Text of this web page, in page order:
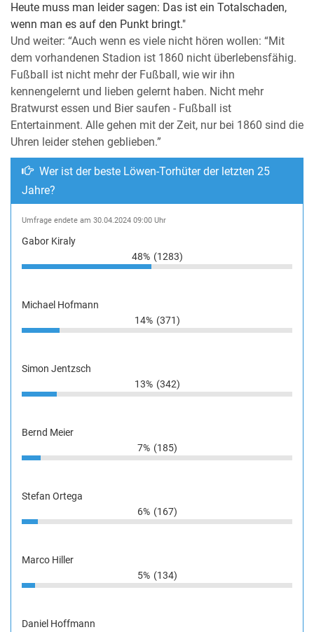
Heute muss man leider sagen: Das ist ein Totalschaden,
wenn man es auf den Punkt bringt."
Und weiter: “Auch wenn es viele nicht hören wollen: “Mit
dem vorhandenen Stadion ist 1860 nicht überlebensfähig.
Fußball ist nicht mehr der Fußball, wie wir ihn
kennengelernt und lieben gelernt haben. Nicht mehr
Bratwurst essen und Bier saufen - Fußball ist
Entertainment. Alle gehen mit der Zeit, nur bei 1860 sind die
Uhren leider stehen geblieben.”
Wer ist der beste Löwen-Torhüter der letzten 25
Jahre?
Umfrage endete am 30.04.2024 09:00 Uhr
Gabor Kiraly
48% (1283)
Michael Hofmann
14% (371)
Simon Jentzsch
13% (342)
Bernd Meier
7% (185)
Stefan Ortega
6% (167)
Marco Hiller
5% (134)
Daniel Hoffmann